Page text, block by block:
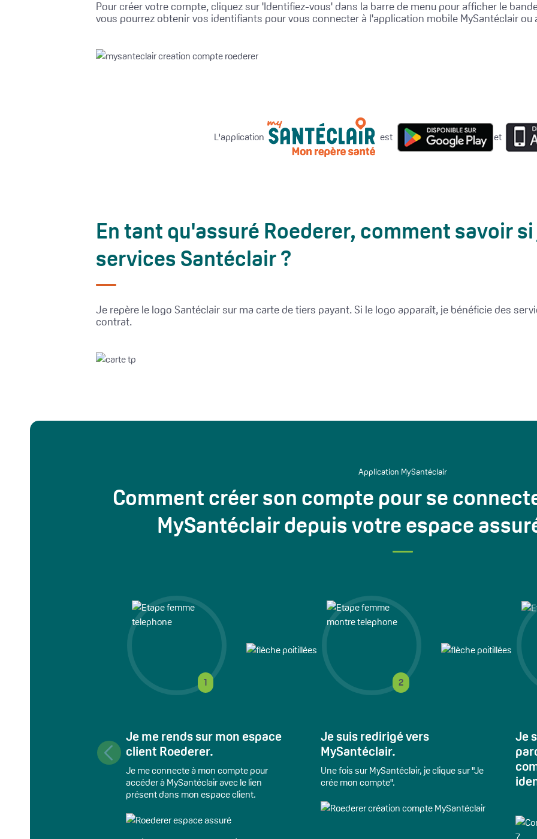
Pour créer votre compte, cliquez sur 'Identifiez-vous' dans la barre de menu pour afficher le
vous pourrez obtenir vos identifiants pour vous connecter à l'application mobile MySantéclair
L'application est et
En tant qu'assuré Roederer, comment savoir
services Santéclair ?
Je repère le logo Santéclair sur ma carte de tiers payant. Si le logo apparaît, je bénéficie des
contrat.
Application MySantéclair
Comment créer son compte pour se
MySantéclair depuis votre espace
1
Je me rends sur mon espace
client Roederer.
Je me connecte à mon compte pour
accéder à MySantéclair avec le lien
présent dans mon espace client.
2
Je suis redirigé vers
MySantéclair.
Une fois sur MySantéclair, je clique sur "Je
crée mon compte".
Je